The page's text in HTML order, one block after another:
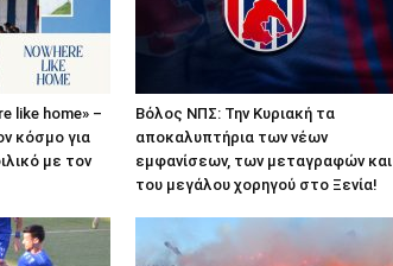
like home» –
κόσμο για
με τον
Βόλος ΝΠΣ: Την Κυριακή τα
αποκαλυπτήρια των νέων
εμφανίσεων, των μεταγραφών και
του μεγάλου χορηγού στο Ξενία!